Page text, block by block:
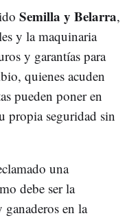
Semilla y Belarra,
y la maquinaria
y garantías para
quienes acuden
pueden poner en
propia seguridad sin
una
debe ser la
en la